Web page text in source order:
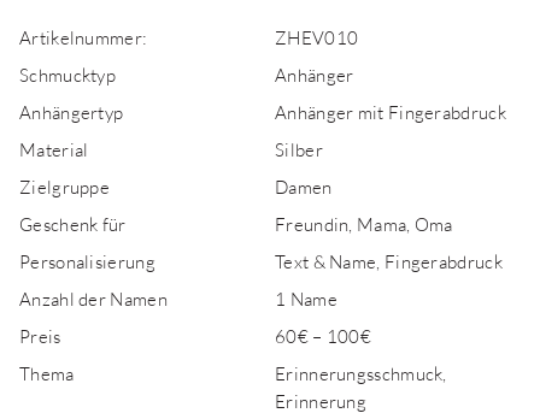
Artikelnummer:
ZHEV010
Schmucktyp
Anhänger
Anhängertyp
Anhänger mit Fingerabdruck
Material
Silber
Zielgruppe
Damen
Geschenk für
Freundin, Mama, Oma
Personalisierung
Text & Name, Fingerabdruck
Anzahl der Namen
1 Name
Preis
60€ – 100€
Thema
Erinnerungsschmuck,
Erinnerung